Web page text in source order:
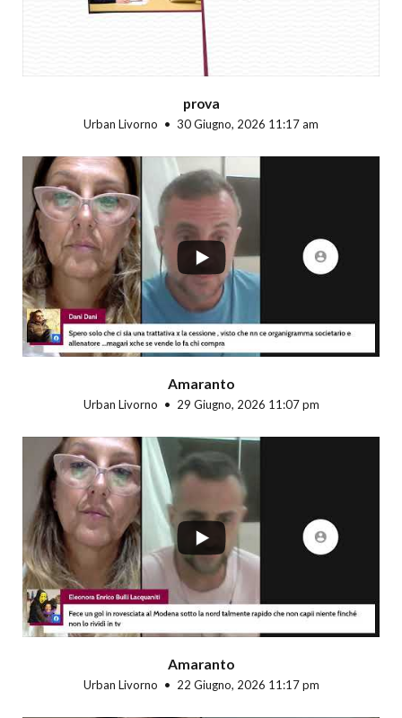
prova
Urban Livorno 30 Giugno, 2026 11:17 am
Amaranto
Urban Livorno 29 Giugno, 2026 11:07 pm
Amaranto
Urban Livorno 22 Giugno, 2026 11:17 pm